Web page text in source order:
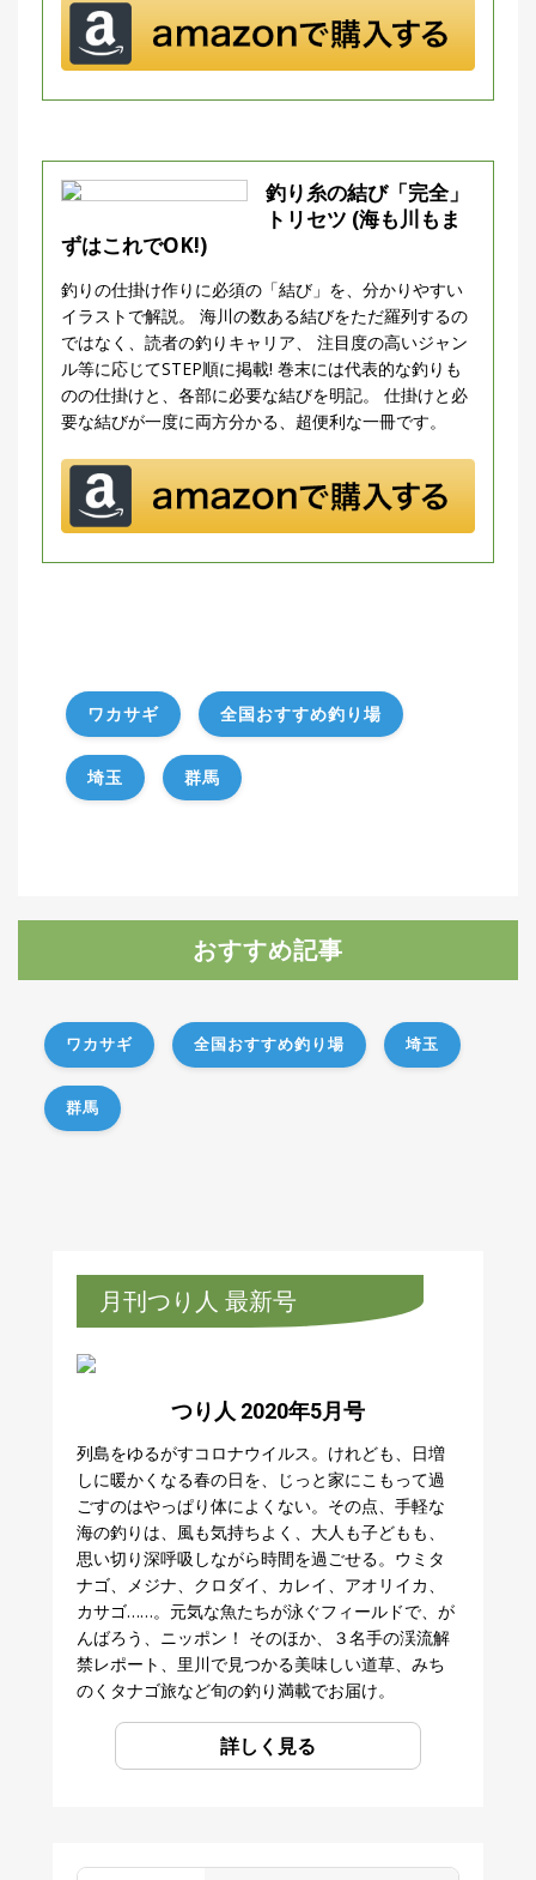
釣り糸の結び「完全」
トリセツ (海も川もま
ずはこれでOK!)
釣りの仕掛け作りに必須の「結び」を、分かりやすい
イラストで解説。 海川の数ある結びをただ羅列するの
ではなく、読者の釣りキャリア、 注目度の高いジャン
ル等に応じてSTEP順に掲載! 巻末には代表的な釣りも
のの仕掛けと、各部に必要な結びを明記。 仕掛けと必
要な結びが一度に両方分かる、超便利な一冊です。
ワカサギ 全国おすすめ釣り場
埼玉 群馬
おすすめ記事
ワカサギ 全国おすすめ釣り場 埼玉
群馬
月刊つり人 最新号
つり人 2020年5月号
列島をゆるがすコロナウイルス。けれども、日増
しに暖かくなる春の日を、じっと家にこもって過
ごすのはやっぱり体によくない。その点、手軽な
海の釣りは、風も気持ちよく、大人も子どもも、
思い切り深呼吸しながら時間を過ごせる。ウミタ
ナゴ、メジナ、クロダイ、カレイ、アオリイカ、
カサゴ……。元気な魚たちが泳ぐフィールドで、が
んばろう、ニッポン！ そのほか、３名手の渓流解
禁レポート、里川で見つかる美味しい道草、みち
のくタナゴ旅など旬の釣り満載でお届け。
詳しく見る